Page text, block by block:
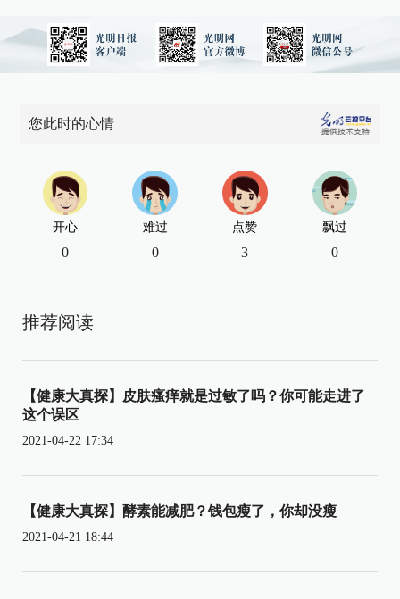
您此时的心情
开心
0
难过
0
点赞
3
飘过
0
推荐阅读
【健康大真探】皮肤瘙痒就是过敏了吗？你可能走进了
这个误区
2021-04-22 17:34
【健康大真探】酵素能减肥？钱包瘦了，你却没瘦
2021-04-21 18:44